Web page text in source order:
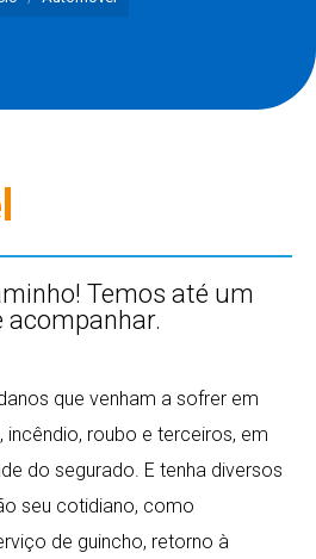
Temos até um
que venham a sofrer em
roubo e terceiros, em
do segurado. E tenha diversos
seu cotidiano, como
de guincho, retorno à